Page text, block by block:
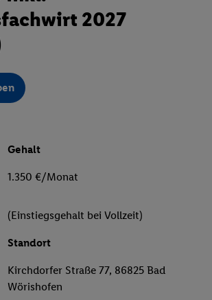
2027
Gehalt
1.350 €/Monat
(Einstiegsgehalt bei Vollzeit)
Standort
Kirchdorfer Straße 77, 86825 Bad
Wörishofen